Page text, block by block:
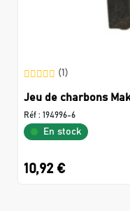
(1)
Jeu de charbons
Réf : 194996-6
En stock
10,92 €